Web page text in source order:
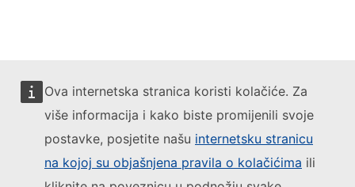
Ova internetska stranica koristi kolačiće. Za
više informacija i kako biste promijenili svoje
postavke, posjetite našu internetsku stranicu
na kojoj su objašnjena pravila o kolačićima ili